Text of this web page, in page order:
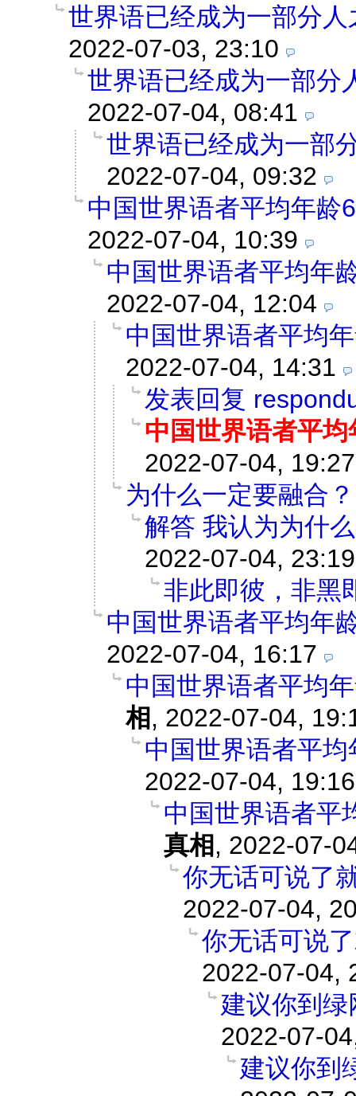
世界语已经成为一部分
2022-07-03, 23:10
世界语已经成为一部分
2022-07-04, 08:41
世界语已经成为一部
2022-07-04, 09:32
中国世界语者平均年龄
2022-07-04, 10:39
中国世界语者平均年
2022-07-04, 12:04
中国世界语者平均
2022-07-04, 14:31
发表回复
中国世界语者平
2022-07-04, 19:27
为什么一定要融合？
解答 我认为为什
2022-07-04, 23:19
非此即彼，非黑
中国世界语者平均年
2022-07-04, 16:17
中国世界语者平均
相, 2022-07-04,
中国世界语者平
2022-07-04, 19:16
中国世界语者平
真相, 2022-07-
你无话可说了
2022-07-04,
你无话可说
2022-07-04,
建议你到
2022-07-
建议你到